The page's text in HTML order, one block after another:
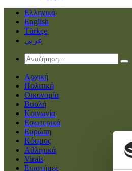
Ελληνικά
English
Türkçe
عربي
Αρχική
Πολιτική
Οικονομία
Βουλή
Κοινωνία
Εσωτερικά
Ευρώπη
Κόσμος
Αθλητικά
Virals
Επιστήμες